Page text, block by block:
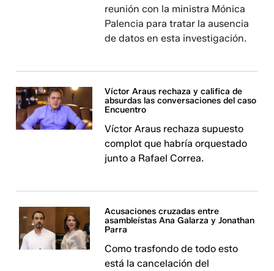
reunión con la ministra Mónica
Palencia para tratar la ausencia
de datos en esta investigación.
Víctor Araus rechaza y califica de
absurdas las conversaciones del caso
Encuentro
Víctor Araus rechaza supuesto
complot que habría orquestado
junto a Rafael Correa.
Acusaciones cruzadas entre
asambleístas Ana Galarza y Jonathan
Parra
Como trasfondo de todo esto
está la cancelación del